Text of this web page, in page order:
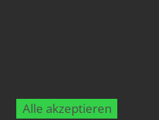
Alle akzeptieren